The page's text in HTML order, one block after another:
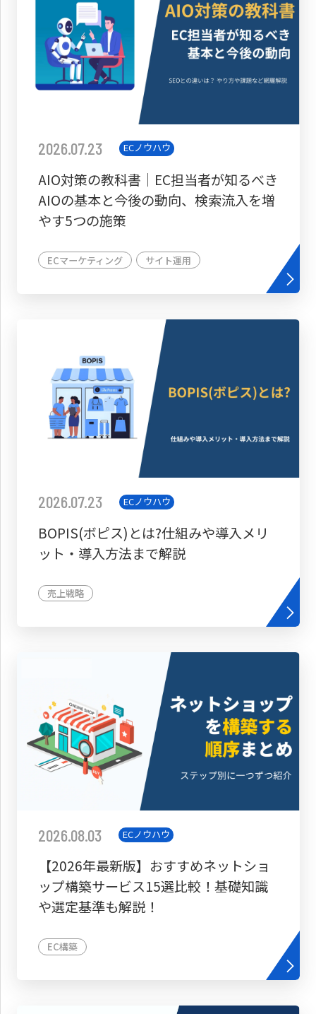
2026.07.23 ECノウハウ
AIO対策の教科書│EC担当者が知るべき
AIOの基本と今後の動向、検索流入を増
やす5つの施策
ECマーケティング サイト運用
2026.07.23 ECノウハウ
BOPIS(ボピス)とは?仕組みや導入メリ
ット・導入方法まで解説
売上戦略
2026.08.03 ECノウハウ
【2026年最新版】おすすめネットショ
ップ構築サービス15選比較！基礎知識
や選定基準も解説！
EC構築